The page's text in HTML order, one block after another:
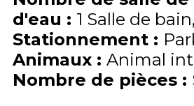
d'eau : 1 Salle de bain
Stationnement :
Animaux : Animal
Nombre de pièces :